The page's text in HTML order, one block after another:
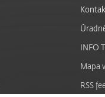
INFO
Mapa
RSS